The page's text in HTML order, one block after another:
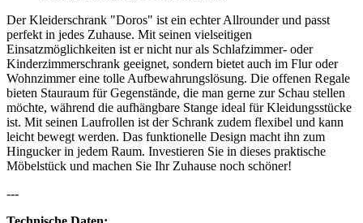
Der Kleiderschrank "Doros" ist ein echter Allrounder und passt
perfekt in jedes Zuhause. Mit seinen vielseitigen
Einsatzmöglichkeiten ist er nicht nur als Schlafzimmer- oder
Kinderzimmerschrank geeignet, sondern bietet auch im Flur oder
Wohnzimmer eine tolle Aufbewahrungslösung. Die offenen Regale
bieten Stauraum für Gegenstände, die man gerne zur Schau stellen
möchte, während die aufhängbare Stange ideal für Kleidungsstücke
ist. Mit seinen Laufrollen ist der Schrank zudem flexibel und kann
leicht bewegt werden. Das funktionelle Design macht ihn zum
Hingucker in jedem Raum. Investieren Sie in dieses praktische
Möbelstück und machen Sie Ihr Zuhause noch schöner!
---